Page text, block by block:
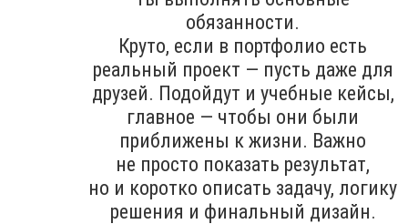
обязанности.
Круто, если в портфолио есть
реальный проект — пусть даже для
друзей. Подойдут и учебные кейсы,
главное — чтобы они были
приближены к жизни. Важно
не просто показать результат,
но и коротко описать задачу, логику
решения и финальный дизайн.